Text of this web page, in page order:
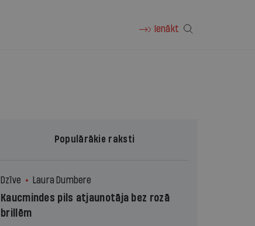
Ienākt
Populārākie raksti
Dzīve Laura Dumbere
Kaucmindes pils atjaunotāja bez rozā
brillēm